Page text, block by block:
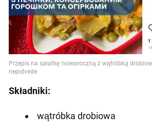
Składniki:
wątróbka drobiowa